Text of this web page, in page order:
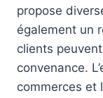
propose
également un
clients
convenance.
commerces et